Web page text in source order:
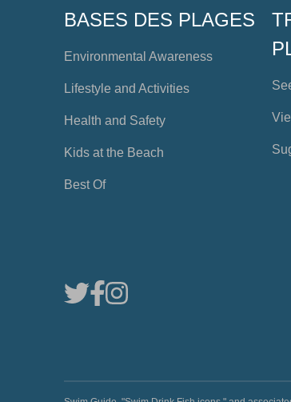
BASES DES PLAGES
Environmental Awareness
Lifestyle and Activities
Health and Safety
Kids at the Beach
Best Of